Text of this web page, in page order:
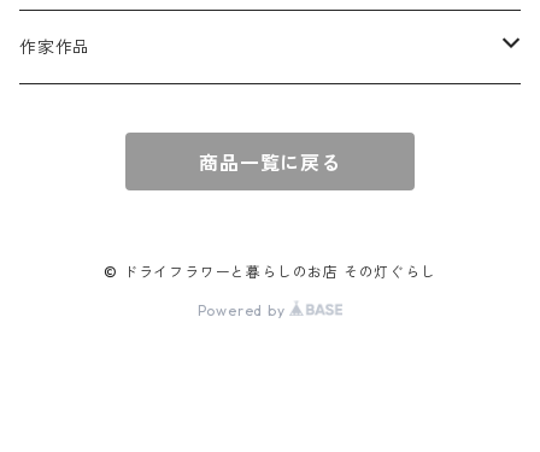
キャンドル
作家作品
商品一覧に戻る
© ドライフラワーと暮らしのお店 その灯ぐらし
Powered by